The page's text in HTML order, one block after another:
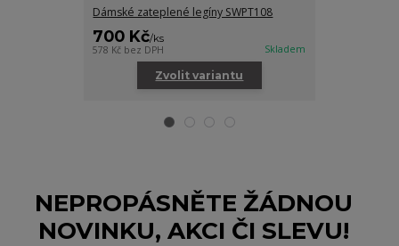
Dámské zateplené legíny SWPT108
700 Kč/ks
578 Kč bez DPH Skladem
Zvolit variantu
NEPROPÁSNĚTE ŽÁDNOU
NOVINKU, AKCI ČI SLEVU!